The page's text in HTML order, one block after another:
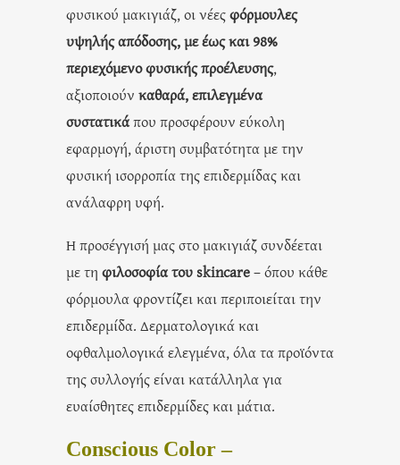
φυσικού μακιγιάζ, οι νέεςφόρμουλες
υψηλής απόδοσης,με έως και 98%
περιεχόμενο φυσικής προέλευσης,
αξιοποιούν καθαρά, επιλεγμένα
συστατικάπου προσφέρουν εύκολη
εφαρμογή, άριστη συμβατότητα με την
φυσική ισορροπία της επιδερμίδας και
ανάλαφρη υφή.
Η προσέγγισή μας στο μακιγιάζ συνδέεται
με τη φιλοσοφία του skincare– όπου κάθε
φόρμουλα φροντίζει και περιποιείται την
επιδερμίδα. Δερματολογικά και
οφθαλμολογικά ελεγμένα, όλα τα προϊόντα
της συλλογής είναι κατάλληλα για
ευαίσθητες επιδερμίδες και μάτια.
Conscious Color –